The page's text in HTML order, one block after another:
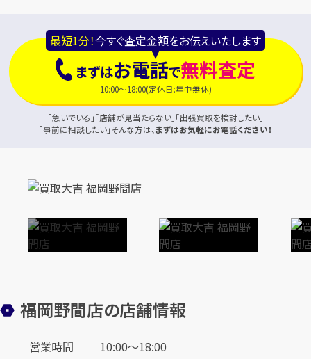
最短1分！今すぐ査定金額をお伝えいたします
まずはお電話で無料査定
10:00～18:00(定休日:年中無休)
「急いでいる」「店舗が見当たらない」「出張買取を検討したい」
「事前に相談したい」そんな方は、まずはお気軽にお電話ください！
福岡野間店の店舗情報
営業時間
10:00～18:00